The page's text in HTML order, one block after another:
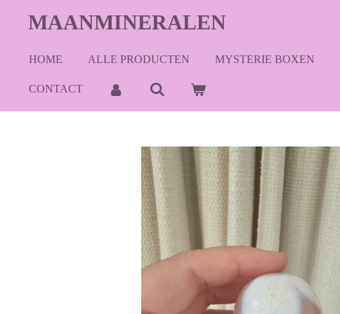
directMAANMINERALEN
HOME ALLE PRODUCTEN MYSTERIE BOXEN
CONTACT